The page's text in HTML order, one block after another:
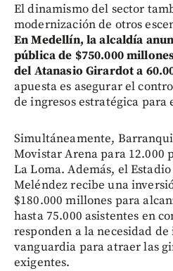
El dinamismo del sector
modernización de otros
En Medellín, la alcaldía
pública de $750.000
del Atanasio Girardot a
apuesta es asegurar el
de ingresos estratégica para
Simultáneamente,
Movistar Arena para 12.000
La Loma. Además, el
Meléndez recibe una
$180.000 millones para
hasta 75.000 asistentes en
responden a la necesidad
vanguardia para atraer las
exigentes.